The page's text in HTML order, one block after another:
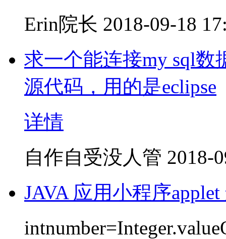
Erin院长 2018-09-18
求一个能连接my sql数
源代码，用的是eclipse
详情
自作自受没人管 2018-
JAVA 应用小程序